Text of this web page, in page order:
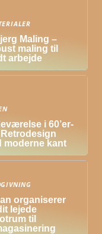
Maling –
maling til
arbejde
i 60’er-
moderne kant
organiserer
lejede
til